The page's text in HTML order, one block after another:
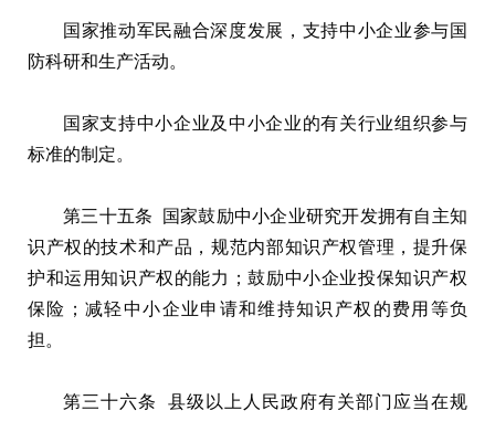
国家推动军民融合深度发展，支持中小企业参与国
防科研和生产活动。
国家支持中小企业及中小企业的有关行业组织参与
标准的制定。
第三十五条 国家鼓励中小企业研究开发拥有自主知
识产权的技术和产品，规范内部知识产权管理，提升保
护和运用知识产权的能力；鼓励中小企业投保知识产权
保险；减轻中小企业申请和维持知识产权的费用等负
担。
第三十六条 县级以上人民政府有关部门应当在规